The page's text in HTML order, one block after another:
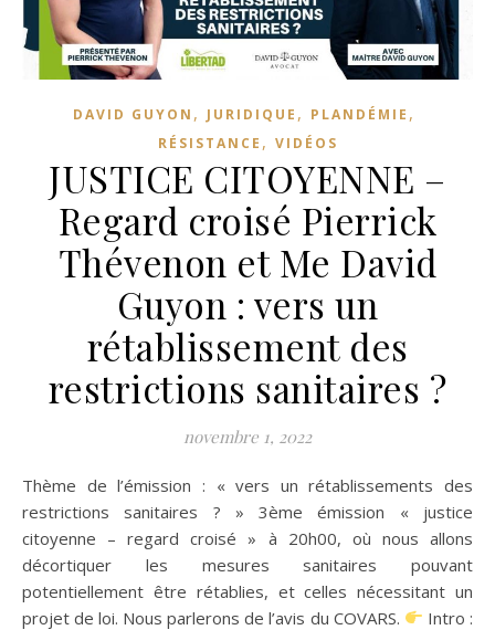
DAVID GUYON , JURIDIQUE , PLANDÉMIE ,
RÉSISTANCE , VIDÉOS
JUSTICE CITOYENNE –
Regard croisé Pierrick
Thévenon et Me David
Guyon : vers un
rétablissement des
restrictions sanitaires ?
novembre 1, 2022
Thème de l’émission : « vers un rétablissements des
restrictions sanitaires ? » 3ème émission « justice
citoyenne – regard croisé » à 20h00, où nous allons
décortiquer les mesures sanitaires pouvant
potentiellement être rétablies, et celles nécessitant un
projet de loi. Nous parlerons de l’avis du COVARS.
Intro :